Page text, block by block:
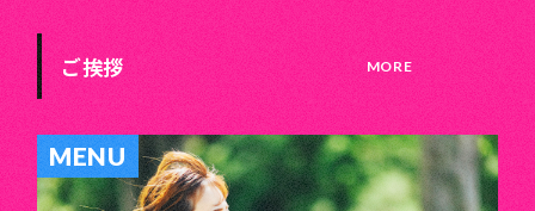
ご挨拶
MENU